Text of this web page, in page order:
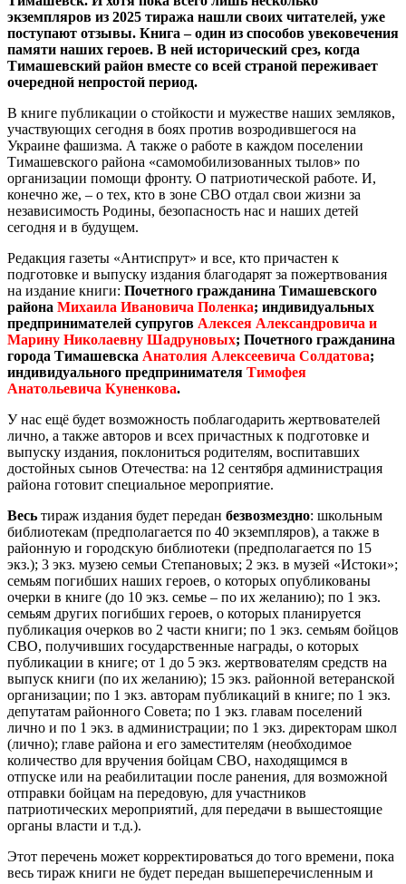
экземпляров из 2025 тиража нашли своих читателей, уже
поступают отзывы. Книга – один из способов увековечения
памяти наших героев. В ней исторический срез, когда
Тимашевский район вместе со всей страной переживает
очередной непростой период.
В книге публикации о стойкости и мужестве наших земляков,
участвующих сегодня в боях против возродившегося на
Украине фашизма. А также о работе в каждом поселении
Тимашевского района «самомобилизованных тылов» по
организации помощи фронту. О патриотической работе. И,
конечно же, – о тех, кто в зоне СВО отдал свои жизни за
независимость Родины, безопасность нас и наших детей
сегодня и в будущем.
Редакция газеты «Антиспрут» и все, кто причастен к
подготовке и выпуску издания благодарят за пожертвования
на издание книги: Почетного гражданина Тимашевского
района Михаила Ивановича Поленка; индивидуальных
предпринимателей супругов Алексея Александровича и
Марину Николаевну Шадруновых; Почетного гражданина
города Тимашевска Анатолия Алексеевича Солдатова;
индивидуального предпринимателя Тимофея
Анатольевича Куненкова.
У нас ещё будет возможность поблагодарить жертвователей
лично, а также авторов и всех причастных к подготовке и
выпуску издания, поклониться родителям, воспитавших
достойных сынов Отечества: на 12 сентября администрация
района готовит специальное мероприятие.
Весь тираж издания будет передан безвозмездно: школьным
библиотекам (предполагается по 40 экземпляров), а также в
районную и городскую библиотеки (предполагается по 15
экз.); 3 экз. музею семьи Степановых; 2 экз. в музей «Истоки»;
семьям погибших наших героев, о которых опубликованы
очерки в книге (до 10 экз. семье – по их желанию); по 1 экз.
семьям других погибших героев, о которых планируется
публикация очерков во 2 части книги; по 1 экз. семьям бойцов
СВО, получивших государственные награды, о которых
публикации в книге; от 1 до 5 экз. жертвователям средств на
выпуск книги (по их желанию); 15 экз. районной ветеранской
организации; по 1 экз. авторам публикаций в книге; по 1 экз.
депутатам районного Совета; по 1 экз. главам поселений
лично и по 1 экз. в администрации; по 1 экз. директорам школ
(лично); главе района и его заместителям (необходимое
количество для вручения бойцам СВО, находящимся в
отпуске или на реабилитации после ранения, для возможной
отправки бойцам на передовую, для участников
патриотических мероприятий, для передачи в вышестоящие
органы власти и т.д.).
Этот перечень может корректироваться до того времени, пока
весь тираж книги не будет передан вышеперечисленным и